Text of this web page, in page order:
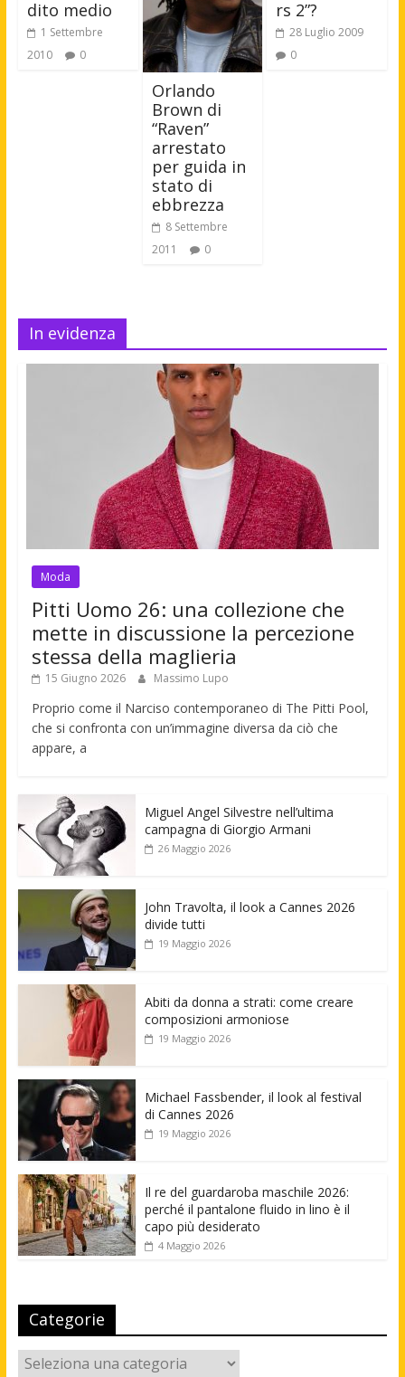
dito medio
1 Settembre
2010
0
Orlando
Brown di
“Raven”
arrestato
per guida in
stato di
ebbrezza
8 Settembre
2011
0
rs 2”?
28 Luglio 2009
0
In evidenza
Moda
Pitti Uomo 26: una collezione che
mette in discussione la percezione
stessa della maglieria
15 Giugno 2026 Massimo Lupo
Proprio come il Narciso contemporaneo di The Pitti Pool,
che si confronta con un’immagine diversa da ciò che
appare, a
Miguel Angel Silvestre nell’ultima
campagna di Giorgio Armani
26 Maggio 2026
John Travolta, il look a Cannes 2026
divide tutti
19 Maggio 2026
Abiti da donna a strati: come creare
composizioni armoniose
19 Maggio 2026
Michael Fassbender, il look al festival
di Cannes 2026
19 Maggio 2026
Il re del guardaroba maschile 2026:
perché il pantalone fluido in lino è il
capo più desiderato
4 Maggio 2026
Categorie
Categorie